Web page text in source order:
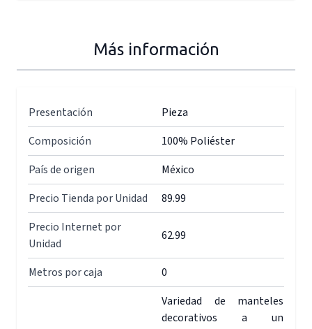
Más información
Presentación
Pieza
Composición
100% Poliéster
País de origen
México
Precio Tienda por Unidad
89.99
Precio Internet por
Unidad
62.99
Metros por caja 0
Variedad de manteles
decorativos a un